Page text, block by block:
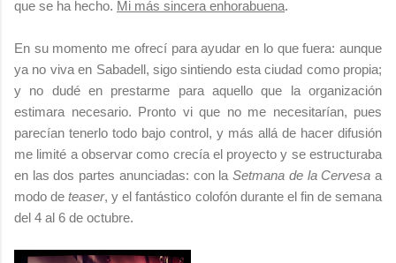
que se ha hecho. Mi más sincera enhorabuena.
En su momento me ofrecí para ayudar en lo que fuera: aunque
ya no viva en Sabadell, sigo sintiendo esta ciudad como propia;
y no dudé en prestarme para aquello que la organización
estimara necesario. Pronto vi que no me necesitarían, pues
parecían tenerlo todo bajo control, y más allá de hacer difusión
me limité a observar como crecía el proyecto y se estructuraba
en las dos partes anunciadas: con laSetmana de la Cervesaa
modo deteaser, y el fantástico colofón durante el fin de semana
del 4 al 6 de octubre.